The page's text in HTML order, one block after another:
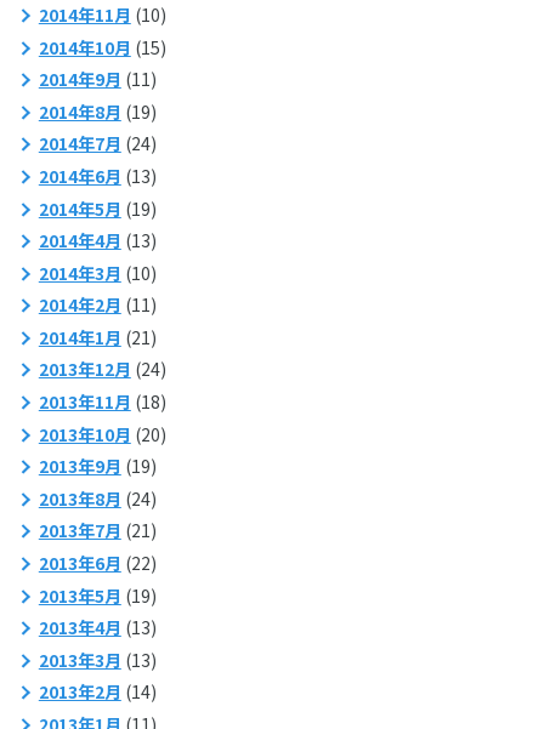
2014年11月 (10)
2014年10月 (15)
2014年9月 (11)
2014年8月 (19)
2014年7月 (24)
2014年6月 (13)
2014年5月 (19)
2014年4月 (13)
2014年3月 (10)
2014年2月 (11)
2014年1月 (21)
2013年12月 (24)
2013年11月 (18)
2013年10月 (20)
2013年9月 (19)
2013年8月 (24)
2013年7月 (21)
2013年6月 (22)
2013年5月 (19)
2013年4月 (13)
2013年3月 (13)
2013年2月 (14)
2013年1月 (11)